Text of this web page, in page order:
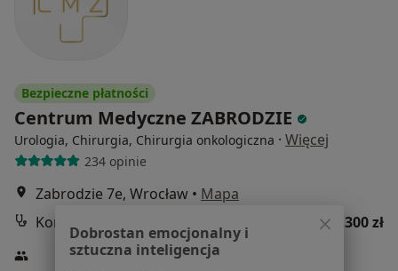
Bezpieczne płatności
Centrum Medyczne ZABRODZIE
Urologia, Chirurgia, Chirurgia onkologiczna · Więcej
234 opinie
Zabrodzie 7e, Wrocław • Mapa
Konsultacja urologiczna
300 zł
Dobrostan emocjonalny i
sztuczna inteligencja